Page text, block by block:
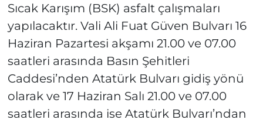
Sıcak Karışım (BSK) asfalt çalışmaları
yapılacaktır. Vali Ali Fuat Güven Bulvarı 16
Haziran Pazartesi akşamı 21.00 ve 07.00
saatleri arasında Basın Şehitleri
Caddesi’nden Atatürk Bulvarı gidiş yönü
olarak ve 17 Haziran Salı 21.00 ve 07.00
saatleri arasında ise Atatürk Bulvarı’ndan